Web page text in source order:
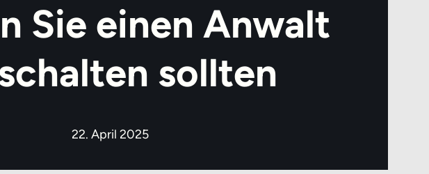
Sie einen Anwalt
sollten
22. April 2025